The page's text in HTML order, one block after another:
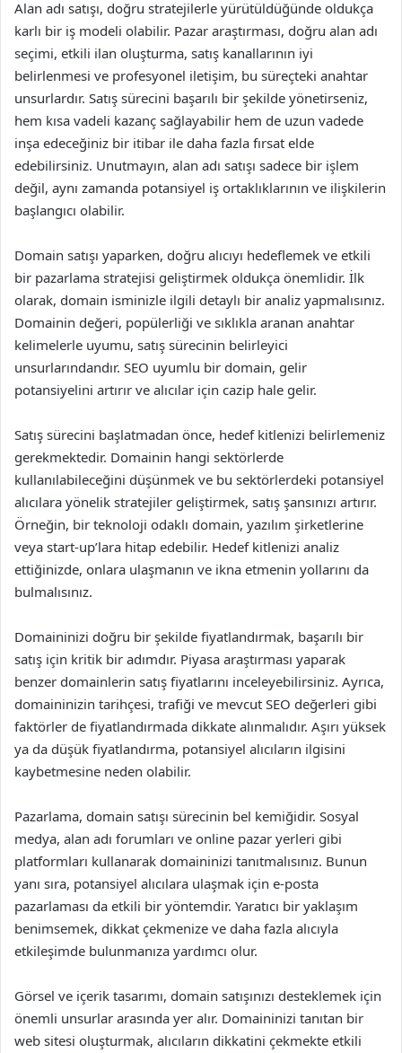
Alan adı satışı, doğru stratejilerle yürütüldüğünde oldukça
karlı bir iş modeli olabilir. Pazar araştırması, doğru alan adı
seçimi, etkili ilan oluşturma, satış kanallarının iyi
belirlenmesi ve profesyonel iletişim, bu süreçteki anahtar
unsurlardır. Satış sürecini başarılı bir şekilde yönetirseniz,
hem kısa vadeli kazanç sağlayabilir hem de uzun vadede
inşa edeceğiniz bir itibar ile daha fazla fırsat elde
edebilirsiniz. Unutmayın, alan adı satışı sadece bir işlem
değil, aynı zamanda potansiyel iş ortaklıklarının ve ilişkilerin
başlangıcı olabilir.
Domain satışı yaparken, doğru alıcıyı hedeflemek ve etkili
bir pazarlama stratejisi geliştirmek oldukça önemlidir. İlk
olarak, domain isminizle ilgili detaylı bir analiz yapmalısınız.
Domainin değeri, popülerliği ve sıklıkla aranan anahtar
kelimelerle uyumu, satış sürecinin belirleyici
unsurlarındandır. SEO uyumlu bir domain, gelir
potansiyelini artırır ve alıcılar için cazip hale gelir.
Satış sürecini başlatmadan önce, hedef kitlenizi belirlemeniz
gerekmektedir. Domainin hangi sektörlerde
kullanılabileceğini düşünmek ve bu sektörlerdeki potansiyel
alıcılara yönelik stratejiler geliştirmek, satış şansınızı artırır.
Örneğin, bir teknoloji odaklı domain, yazılım şirketlerine
veya start-up’lara hitap edebilir. Hedef kitlenizi analiz
ettiğinizde, onlara ulaşmanın ve ikna etmenin yollarını da
bulmalısınız.
Domaininizi doğru bir şekilde fiyatlandırmak, başarılı bir
satış için kritik bir adımdır. Piyasa araştırması yaparak
benzer domainlerin satış fiyatlarını inceleyebilirsiniz. Ayrıca,
domaininizin tarihçesi, trafiği ve mevcut SEO değerleri gibi
faktörler de fiyatlandırmada dikkate alınmalıdır. Aşırı yüksek
ya da düşük fiyatlandırma, potansiyel alıcıların ilgisini
kaybetmesine neden olabilir.
Pazarlama, domain satışı sürecinin bel kemiğidir. Sosyal
medya, alan adı forumları ve online pazar yerleri gibi
platformları kullanarak domaininizi tanıtmalısınız. Bunun
yanı sıra, potansiyel alıcılara ulaşmak için e-posta
pazarlaması da etkili bir yöntemdir. Yaratıcı bir yaklaşım
benimsemek, dikkat çekmenize ve daha fazla alıcıyla
etkileşimde bulunmanıza yardımcı olur.
Görsel ve içerik tasarımı, domain satışınızı desteklemek için
önemli unsurlar arasında yer alır. Domaininizi tanıtan bir
web sitesi oluşturmak, alıcıların dikkatini çekmekte etkili